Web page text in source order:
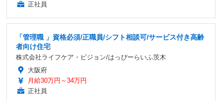
正社員
「管理職 」資格必須/正職員/シフト相談可/サービス付き高齢
者向け住宅
株式会社ライフケア・ビジョン/はっぴーらいふ茨木
大阪府
月給30万円～34万円
正社員